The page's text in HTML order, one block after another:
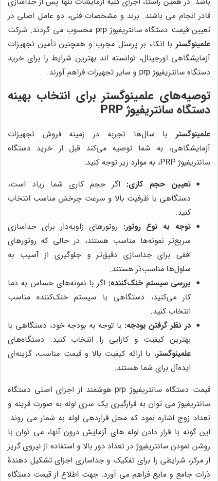
قادر انجام می باشند. برند و مشخصات فنی، دو عامل اصلی در
تعیین قیمت دستگاه سانتریفیوژ prp محسوب می گردند. شرکت
علمینوگستر با اتکاء بر پرسنل مجرب و همچنین تأمین تجهیزات
آزمایشگاهی اورجینال، توانسته اند بهترین شرایط را برای خرید
دستگاه سانتریفیوژ prp و سایر تجهیزات فراهم آورند.
توصیه‌های علمینوگستر برای انتخاب بهینه
دستگاه سانتریفیوژ PRP
علمینوگستر با سال‌ها تجربه در زمینه فروش تجهیزات
آزمایشگاهی، به شما توصیه می‌کند قبل از خرید دستگاه
سانتریفیوژ PRP، به موارد زیر توجه کنید:
تعیین حجم کاری: اگر حجم کاری شما زیاد است،
دستگاهی با ظرفیت بالا و سرعت چرخش مناسب انتخاب
کنید.
توجه به نوع روتور: روتورهای زاویه‌دار برای جداسازی
سریع‌تر نمونه‌ها مناسب هستند، در حالی که روتورهای
افقی برای جداسازی دقیق‌تر و جلوگیری از آسیب به
سلول‌ها مناسب‌تر هستند.
بررسی سیستم خنک‌کننده: اگر با نمونه‌های حساس به دما
کار می‌کنید، دستگاهی با سیستم خنک‌کننده مناسب
انتخاب کنید.
در نظر گرفتن بودجه: با توجه به بودجه خود، دستگاهی با
بهترین کیفیت و کارایی را انتخاب کنید. دستگاه‌های
علمینوگستر، با ارائه کیفیت بالا و قیمت مناسب، گزینه‌ای
ایده‌آل برای شما هستند.
قیمت دستگاه سانتریفیوژ prp هوشمند از اجزای اصلی دستگاه
سانتریفیوژ می توان به قرارگیری یک سری لوله به صورت قرینه و
تعداد زوج اشاره نمود که محل قراردهی لوله به شمار می روند.
این گونه با قرار دادن لوله های آزمایش درون آنها، می توان با
روشن نمودن سانتریفیوژ در تعداد دور بالا و استفاده از نیروی گریز
از مرکز، شرایطی را برای تفکیک و جداسازی اجزای تشکیل دهندۀ
ذرات جامع و مایع فراهم می آورد. جهت اطلاع از قیمت دستگاه